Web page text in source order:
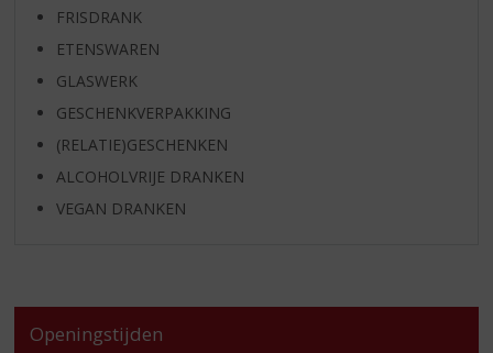
FRISDRANK
ETENSWAREN
GLASWERK
GESCHENKVERPAKKING
(RELATIE)GESCHENKEN
ALCOHOLVRIJE DRANKEN
VEGAN DRANKEN
Openingstijden